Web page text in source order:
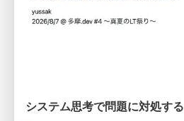
システム思考で問題に対処する